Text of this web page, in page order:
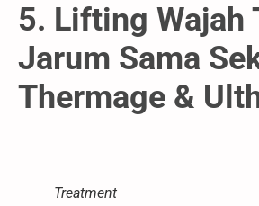
5. Lifting Wajah
Jarum Sama
Thermage &
Treatment